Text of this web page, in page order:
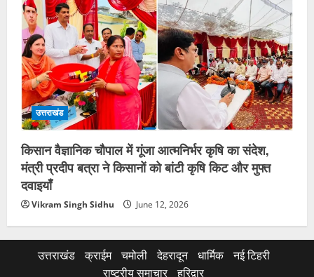
उत्तराखंड
किसान वैज्ञानिक चौपाल में गूंजा आत्मनिर्भर कृषि का संदेश,
मंत्री प्रदीप बत्रा ने किसानों को बांटी कृषि किट और मुफ्त
दवाइयाँ
Vikram Singh Sidhu June 12, 2026
उत्तराखंड क्राईम चमोली देहरादून धार्मिक
नई टिहरी
राष्ट्रीय समाचार
हरिद्वार